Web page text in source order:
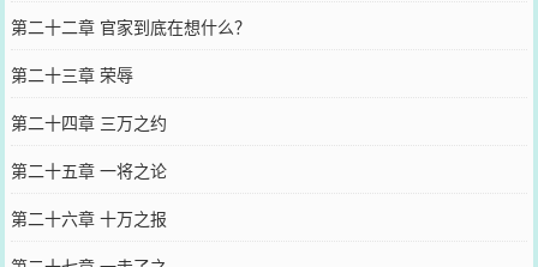
第二十二章 官家到底在想什么？
第二十三章 荣辱
第二十四章 三万之约
第二十五章 一将之论
第二十六章 十万之报